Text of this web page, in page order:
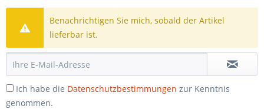
Benachrichtigen Sie mich, sobald der Artikel
lieferbar ist.
Ich habe die Datenschutzbestimmungen zur Kenntnis
genommen.